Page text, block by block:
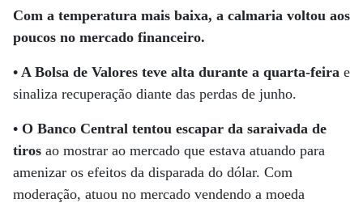
Com a temperatura mais baixa, a calmaria voltou aos
poucos no mercado financeiro.
• A Bolsa de Valores teve alta durante a quarta-feira e
sinaliza recuperação diante das perdas de junho.
• O Banco Central tentou escapar da saraivada de
tiros ao mostrar ao mercado que estava atuando para
amenizar os efeitos da disparada do dólar. Com
moderação, atuou no mercado vendendo a moeda